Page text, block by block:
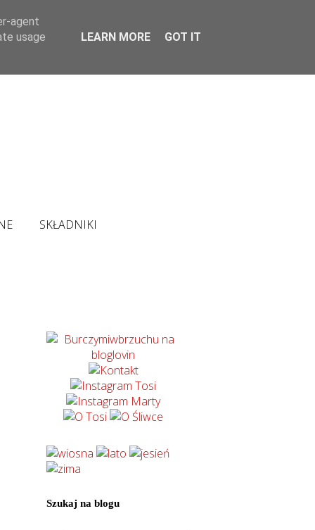
SKŁADNIKI
Szukaj na blogu
agent
usage
LEARN MORE GOT IT